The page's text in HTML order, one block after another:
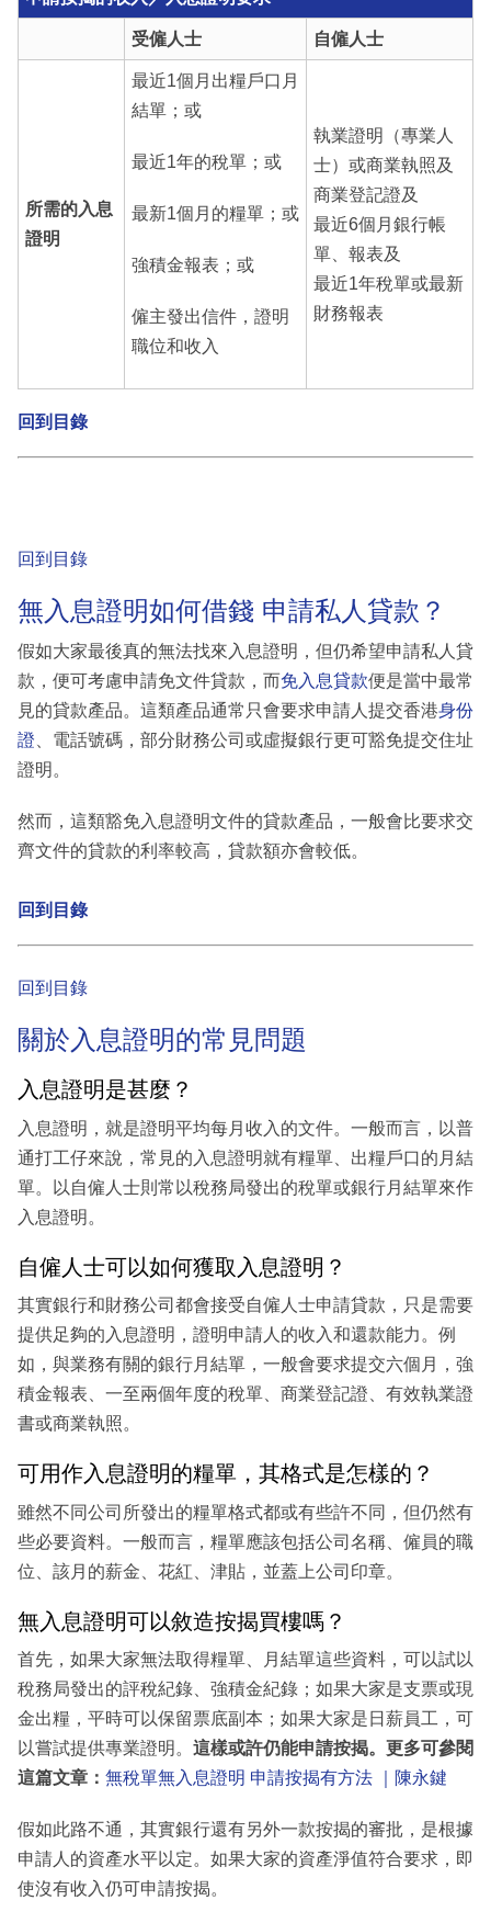
受僱人士 自僱人士
所需的入息
證明
最近1個月出糧戶口月
結單；或
最近1年的稅單；或
最新1個月的糧單；或
強積金報表；或
僱主發出信件，證明
職位和收入
執業證明（專業人
士）或商業執照及
商業登記證及
最近6個月銀行帳
單、報表及
最近1年稅單或最新
財務報表
回到目錄
回到目錄
無入息證明如何借錢 申請私人貸款？
假如大家最後真的無法找來入息證明，但仍希望申請私人貸
款，便可考慮申請免文件貸款，而免入息貸款便是當中最常
見的貸款產品。這類產品通常只會要求申請人提交香港身份
證 、電話號碼，部分財務公司或虛擬銀行更可豁免提交住址
證明。
然而，這類豁免入息證明文件的貸款產品，一般會比要求交
齊文件的貸款的利率較高，貸款額亦會較低。
回到目錄
回到目錄
關於入息證明的常見問題
入息證明是甚麼？
入息證明，就是證明平均每月收入的文件。一般而言，以普
通打工仔來說，常見的入息證明就有糧單、出糧戶口的月結
單。以自僱人士則常以稅務局發出的稅單或銀行月結單來作
入息證明。
自僱人士可以如何獲取入息證明？
其實銀行和財務公司都會接受自僱人士申請貸款，只是需要
提供足夠的入息證明，證明申請人的收入和還款能力。例
如，與業務有關的銀行月結單，一般會要求提交六個月，強
積金報表、一至兩個年度的稅單、商業登記證、有效執業證
書或商業執照。
可用作入息證明的糧單，其格式是怎樣的？
雖然不同公司所發出的糧單格式都或有些許不同，但仍然有
些必要資料。一般而言，糧單應該包括公司名稱、僱員的職
位、該月的薪金、花紅、津貼，並蓋上公司印章。
無入息證明可以敘造按揭買樓嗎？
首先，如果大家無法取得糧單、月結單這些資料，可以試以
稅務局發出的評稅紀錄、強積金紀錄；如果大家是支票或現
金出糧，平時可以保留票底副本；如果大家是日薪員工，可
以嘗試提供專業證明。 這樣或許仍能申請按揭。更多可參閱
這篇文章： 無稅單無入息證明 申請按揭有方法 ｜陳永鍵
假如此路不通，其實銀行還有另外一款按揭的審批，是根據
申請人的資產水平以定。如果大家的資產淨值符合要求，即
使沒有收入仍可申請按揭。